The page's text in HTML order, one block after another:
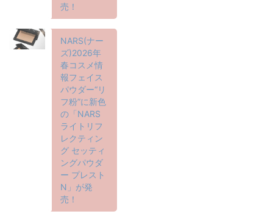
売！
NARS(ナー
ズ)2026年
春コスメ情
報フェイス
パウダー“リ
フ粉”に新色
の「NARS
ライトリフ
レクティン
グ セッティ
ングパウダ
ー プレスト
N」が発
売！